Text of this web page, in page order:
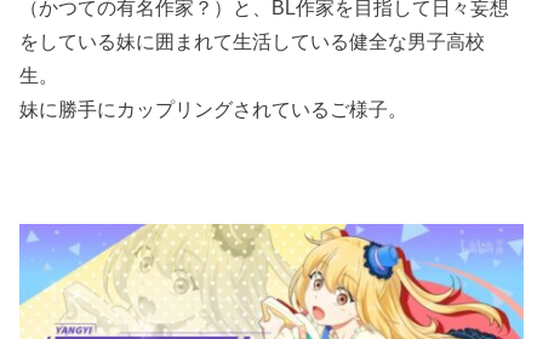
（かつての有名作家？）と、BL作家を目指して日々妄想
をしている妹に囲まれて生活している健全な男子高校
生。
妹に勝手にカップリングされているご様子。